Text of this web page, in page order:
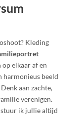
Kleding
elkaar af en
harmonieus beeld
aan zachte,
verenigen.
ik jullie altijd